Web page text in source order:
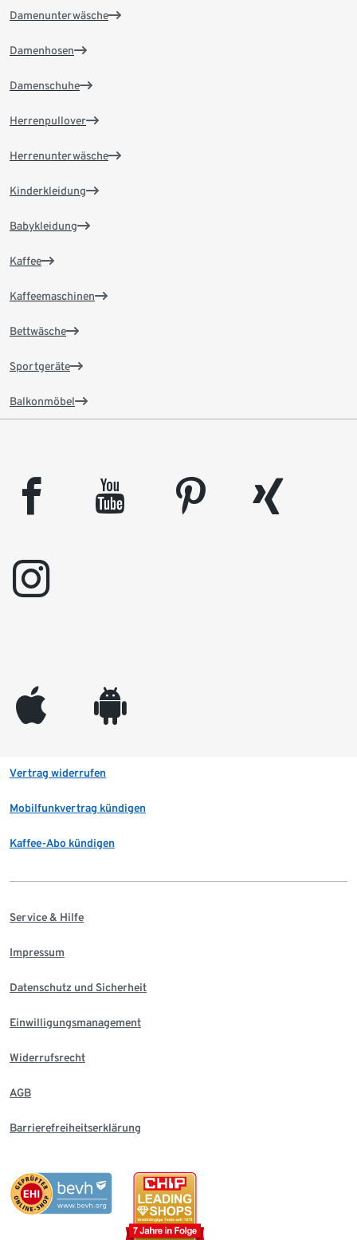
Damenunterwäsche
Damenhosen
Damenschuhe
Herrenpullover
Herrenunterwäsche
Kinderkleidung
Babykleidung
Kaffee
Kaffeemaschinen
Bettwäsche
Sportgeräte
Balkonmöbel
facebook youtube pinterest
xing
instagram
appleinc android
Vertrag widerrufen
Mobilfunkvertrag kündigen
Kaffee-Abo kündigen
Service & Hilfe
Impressum
Datenschutz und Sicherheit
Einwilligungsmanagement
Widerrufsrecht
AGB
Barrierefreiheitserklärung